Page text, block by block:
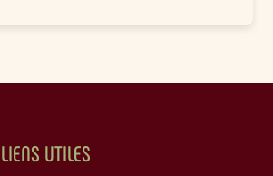
LIENS UTILES